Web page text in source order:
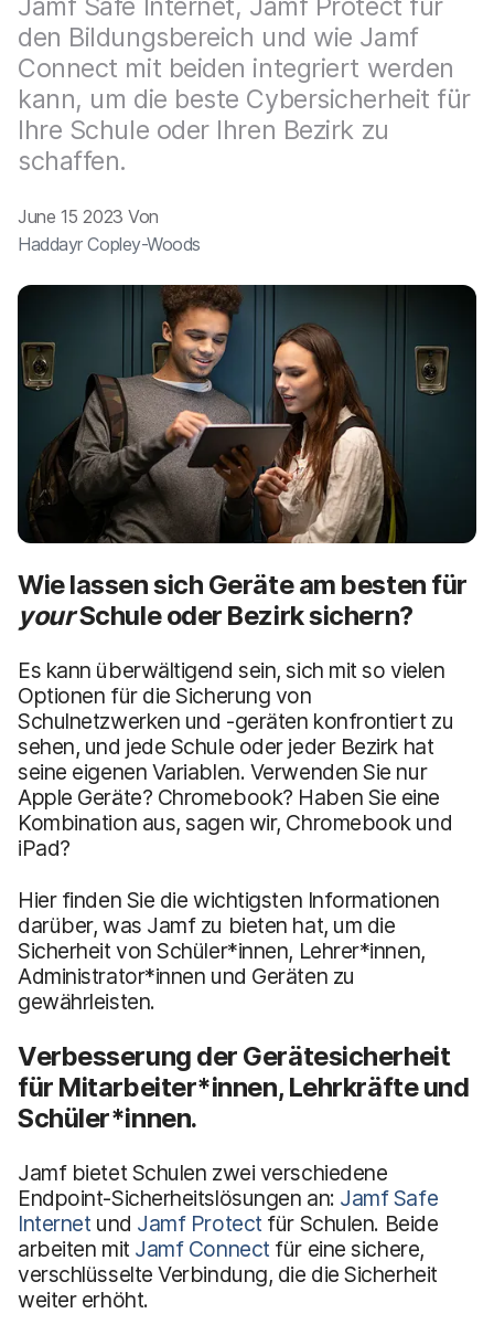
u
p
t
i
n
h
a
e
n
den Bildungsbereich und wie Jamf
Connect mit beiden integriert werden
kann, um die beste Cybersicherheit für
Ihre Schule oder Ihren Bezirk zu
schaffen.
June 15 2023 Von
Haddayr Copley-Woods
Wie lassen sich Geräte am besten für
yourSchule oder Bezirk sichern?
Es kann überwältigend sein, sich mit so vielen
Optionen für die Sicherung von
Schulnetzwerken und -geräten konfrontiert zu
sehen, und jede Schule oder jeder Bezirk hat
seine eigenen Variablen. Verwenden Sie nur
Apple Geräte? Chromebook? Haben Sie eine
Kombination aus, sagen wir, Chromebook und
iPad?
Hier finden Sie die wichtigsten Informationen
darüber, was Jamf zu bieten hat, um die
Sicherheit von Schüler*innen, Lehrer*innen,
Administrator*innen und Geräten zu
gewährleisten.
Verbesserung der Gerätesicherheit
für Mitarbeiter*innen, Lehrkräfte und
Schüler*innen.
Jamf bietet Schulen zwei verschiedene
Endpoint-Sicherheitslösungen an: Jamf Safe
Internet und Jamf Protect für Schulen. Beide
arbeiten mit Jamf Connect für eine sichere,
verschlüsselte Verbindung, die die Sicherheit
weiter erhöht.